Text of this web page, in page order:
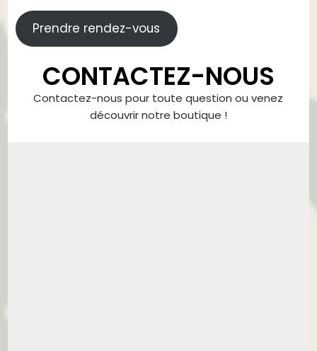
Prendre rendez-vous
CONTACTEZ-NOUS
Contactez-nous pour toute question ou venez
découvrir notre boutique !